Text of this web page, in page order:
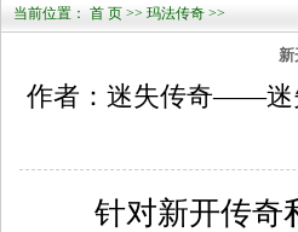
当前位置： 首 页 >> 玛法传奇 >>
新
作者：迷失传奇——迷
针对新开传奇私